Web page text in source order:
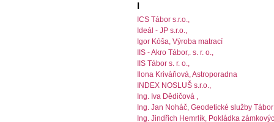
I
ICS Tábor s.r.o.,
Ideál - JP s.r.o.,
Igor Kóša, Výroba matrací
IIS - Akro Tábor,. s. r. o.,
IIS Tábor s. r. o.,
Ilona Kriváňová, Astroporadna
INDEX NOSLUŠ s.r.o.,
Ing. Iva Dědičová ,
Ing. Jan Noháč, Geodetické služby Tábor
Ing. Jindřich Hemrlík, Pokládka